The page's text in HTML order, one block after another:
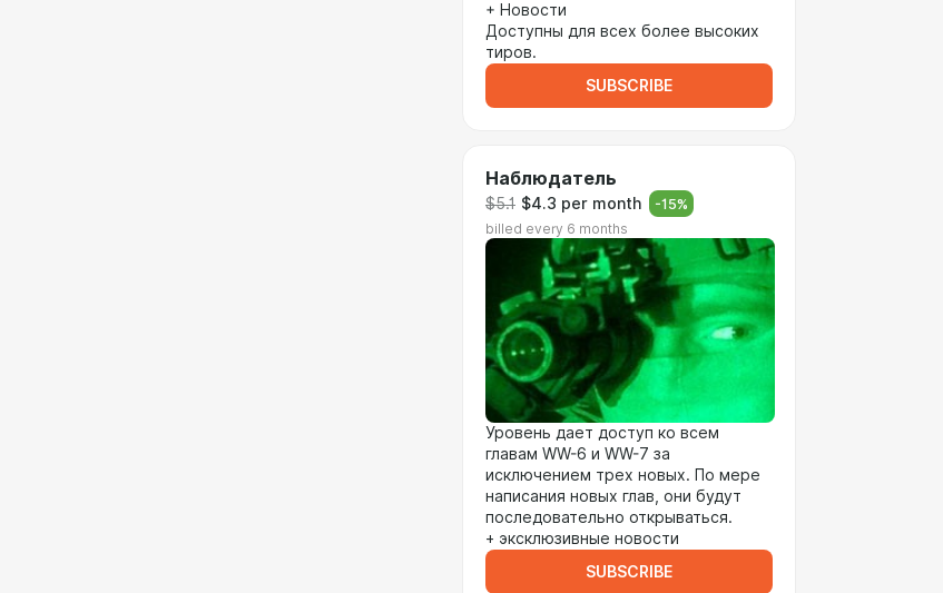
+ Новости
Доступны для всех более высоких
тиров.
SUBSCRIBE
Наблюдатель
$5.1 $4.3 per month -15%
billed every 6 months
Уровень дает доступ ко всем
главам WW-6 и WW-7 за
исключением трех новых. По мере
написания новых глав, они будут
последовательно открываться.
+ эксклюзивные новости
SUBSCRIBE